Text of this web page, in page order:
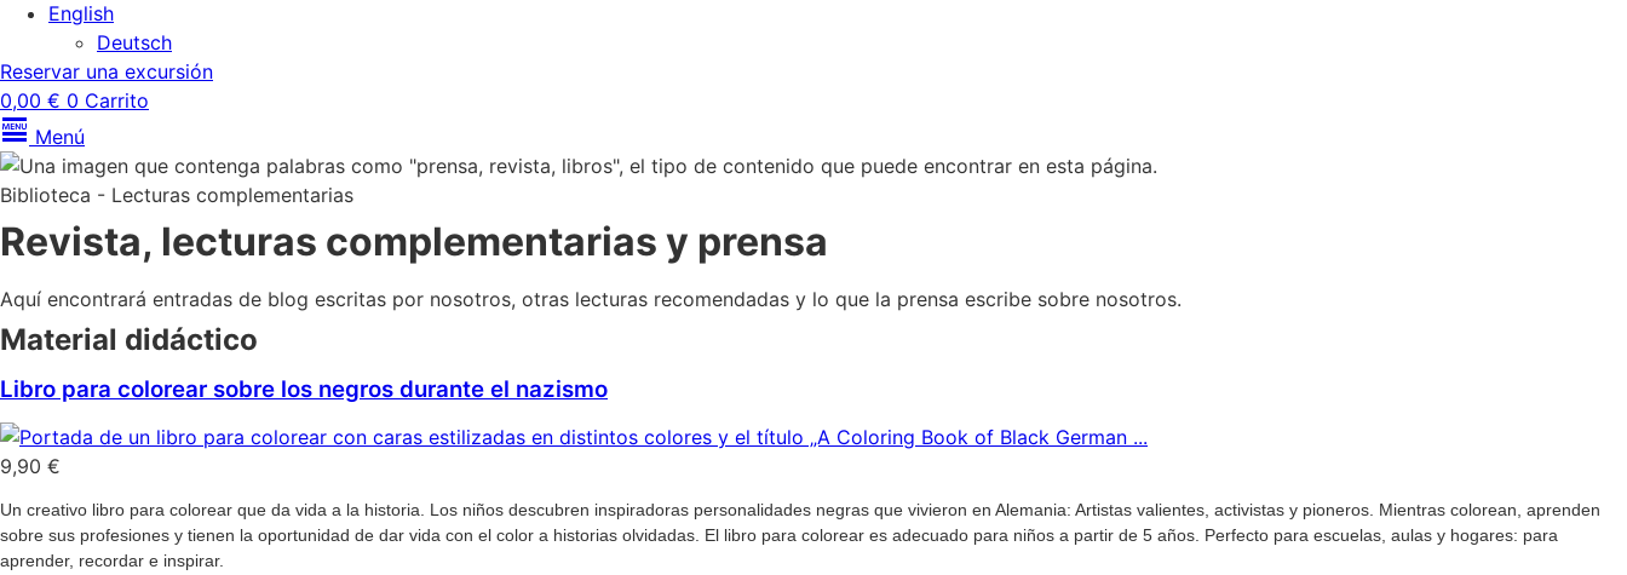
English
Deutsch
Reservar una excursión
0,00 € 0 Carrito
Menú
Biblioteca - Lecturas complementarias
Revista, lecturas complementarias y prensa
Aquí encontrará entradas de blog escritas por nosotros, otras lecturas recomendadas y lo que la prensa escribe sobre nosotros.
Material didáctico
Libro para colorear sobre los negros durante el nazismo
9,90 €
Un creativo libro para colorear que da vida a la historia. Los niños descubren inspiradoras personalidades negras que vivieron en Alemania: Artistas valientes, activistas y pioneros. Mientras colorean, aprenden
sobre sus profesiones y tienen la oportunidad de dar vida con el color a historias olvidadas. El libro para colorear es adecuado para niños a partir de 5 años. Perfecto para escuelas, aulas y hogares: para
aprender, recordar e inspirar.